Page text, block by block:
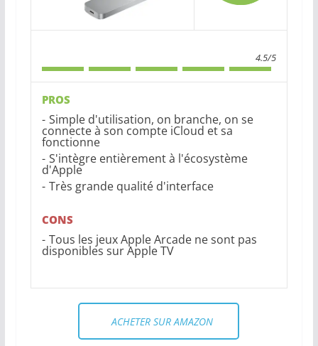
4.5/5
PROS
Simple d'utilisation, on branche, on se
connecte à son compte iCloud et sa
fonctionne
S'intègre entièrement à l'écosystème
d'Apple
Très grande qualité d'interface
CONS
Tous les jeux Apple Arcade ne sont pas
disponibles sur Apple TV
ACHETER SUR AMAZON